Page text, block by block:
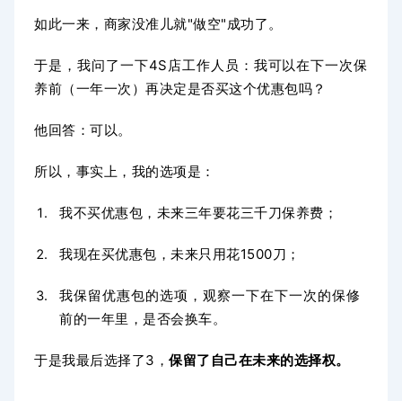
如此一来，商家没准儿就"做空"成功了。
于是，我问了一下4S店工作人员：我可以在下一次保
养前（一年一次）再决定是否买这个优惠包吗？
他回答：可以。
所以，事实上，我的选项是：
我不买优惠包，未来三年要花三千刀保养费；
我现在买优惠包，未来只用花1500刀；
我保留优惠包的选项，观察一下在下一次的保修
前的一年里，是否会换车。
于是我最后选择了3，保留了自己在未来的选择权。